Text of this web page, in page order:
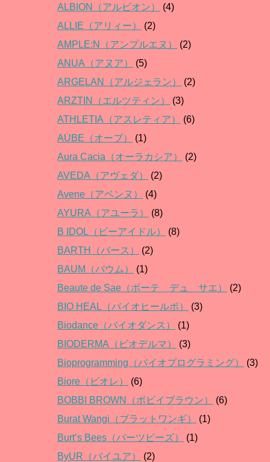
ALBION（アルビオン）
(4)
ALLIE（アリィー）
(2)
AMPLE:N（アンプルエヌ）
(2)
ANUA（アヌア）
(5)
ARGELAN（アルジェラン）
(2)
ARZTIN（エルツティン）
(3)
ATHLETIA（アスレティア）
(6)
AUBE（オーブ）
(1)
Aura Cacia（オーラカシア）
(2)
AVEDA（アヴェダ）
(2)
Avene（アベンヌ）
(4)
AYURA（アユーラ）
(8)
B IDOL（ビーアイドル）
(8)
BARTH（バース）
(2)
BAUM（バウム）
(1)
Beaute de Sae（ボーテ デュ サエ）
(2)
BIO HEAL（バイオヒールボ）
(3)
Biodance（バイオダンス）
(1)
BIODERMA（ビオデルマ）
(3)
Bioprogramming（バイオプログラミング）
(3)
Biore（ビオレ）
(6)
BOBBI BROWN（ボビイブラウン）
(6)
Burat Wangi（ブラットワンギ）
(1)
Burt’s Bees（バーツビーズ）
(1)
ByUR（バイユア）
(2)